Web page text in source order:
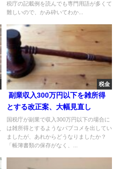
税庁の記載例を読んでも専門用語が多くて
難しいので、かみ砕いてわか...
税金
副業収入300万円以下を雑所得
とする改正案、大幅見直し
国税庁が副業で収入300万円以下の場合に
は雑所得とするようなパブコメを出してい
ましたが、あれからどうなりましたか？
「帳簿書類の保存がなく、...